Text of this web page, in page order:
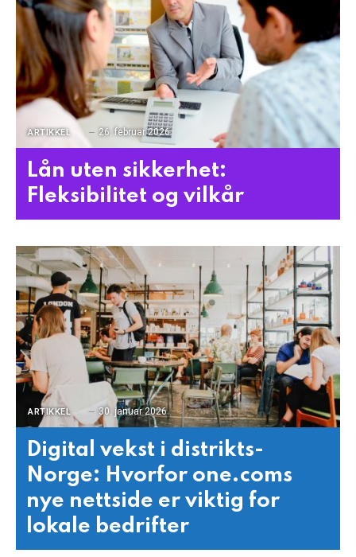
ARTIKKEL 26. februar 2026
Lån uten sikkerhet:
Fleksibilitet og vilkår
ARTIKKEL 30. januar 2026
Digital vekst i distrikts-
Norge: Hvorfor one.coms
nye nettside er viktig for
lokale bedrifter